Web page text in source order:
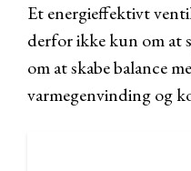
Et energieffektivt
derfor ikke kun om at
om at skabe balance
varmegenvinding og